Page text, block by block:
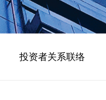
投资者关系联络